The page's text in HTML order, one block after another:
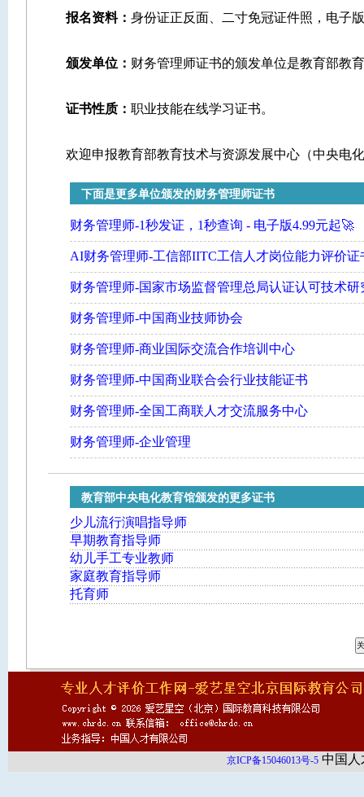
报名资料： 身份证正反面、二寸免冠证件照，电子
颁发单位： 财务管理师证书的颁发单位是教育部教
证书性质： 职业技能在线学习证书。
欢迎申报教育部教育技术与资源发展中心（中央电
下面是更多单位颁发的财务管理师证书
财务管理师-1秒发证，1秒查询 - 电子版4.99元起🚀
AI财务管理师-工信部IITC工信人才岗位能力评价证
财务管理师-国家市场监督管理总局认证认可技术研
财务管理师-中国商业技师协会
财务管理师-商业国际交流合作培训中心
财务管理师-中国商业联合会行业技能证书
财务管理师-全国工商联人才交流服务中心
财务管理师-企业管理
教育部中央电化教育馆颁发的更多证书
少儿流行演唱指导师
早期教育指导师
幼儿手工专业教师
家庭教育指导师
托育师
京ICP备15046013号-5 中国人